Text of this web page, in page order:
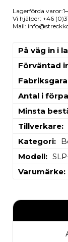
Lagerförda
Vi hjälper: +46
Mail:
På väg in i
Förväntad
Antal i
Minsta
Tillverkare
Kategori
Modell
Varumärke